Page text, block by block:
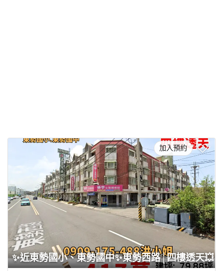
加入預約
✨近東勢國小、東勢國中✨東勢西路│四樓透天💥